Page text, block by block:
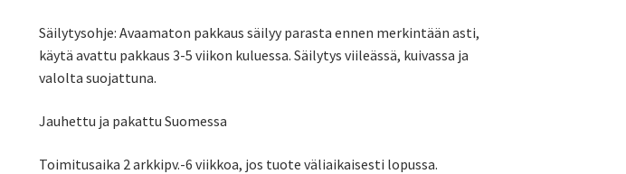
Säilytysohje: Avaamaton pakkaus säilyy parasta ennen merkintään asti,
käytä avattu pakkaus 3-5 viikon kuluessa. Säilytys viileässä, kuivassa ja
valolta suojattuna.
Jauhettu ja pakattu Suomessa
Toimitusaika 2 arkkipv.-6 viikkoa, jos tuote väliaikaisesti lopussa.